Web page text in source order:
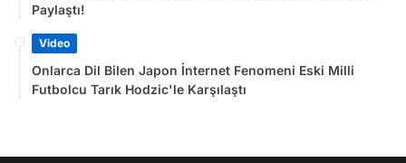
Paylaştı!
Video
Onlarca Dil Bilen Japon İnternet Fenomeni Eski Milli
Futbolcu Tarık Hodzic'le Karşılaştı